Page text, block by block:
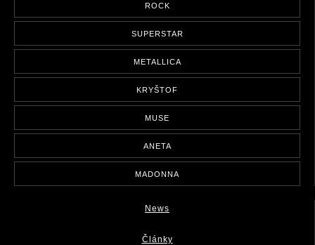
ROCK
SUPERSTAR
METALLICA
KRYŠTOF
MUSE
ANETA
MADONNA
News
Články